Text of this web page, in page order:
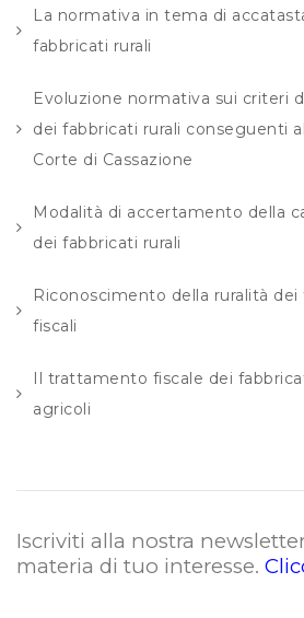
La normativa in tema di
fabbricati rurali
Evoluzione normativa sui criteri
dei fabbricati rurali conseguenti
Corte di Cassazione
Modalità di accertamento della
dei fabbricati rurali
Riconoscimento della ruralità dei
fiscali
Il trattamento fiscale dei
agricoli
Iscriviti alla nostra
materia di tuo interesse.